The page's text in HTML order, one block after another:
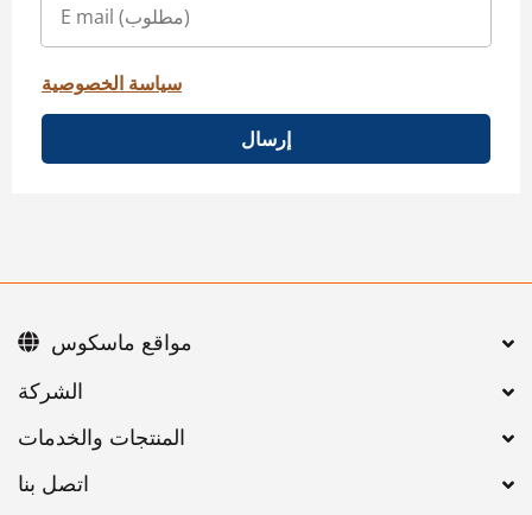
سياسة الخصوصية
إرسال
اتصل بنا
مواقع ماسكوس